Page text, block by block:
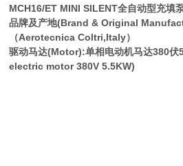
MCH16/ET MINI SILENT全自动型充填
品牌及产地(Brand & Original
（Aerotecnica Coltri,Italy）
驱动马达(Motor):单相电动机马达380
electric motor 380V 5.5KW)